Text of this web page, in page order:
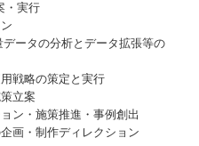
・実行
データの分析とデータ拡張等の
戦略の策定と実行
立案
ン・施策推進・事例創出
画・制作ディレクション